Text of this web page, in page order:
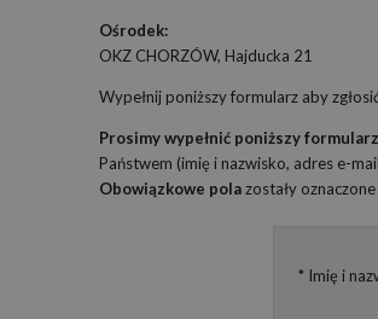
Ośrodek:
OKZ CHORZÓW, Hajducka 21
Wypełnij poniższy formularz aby
Prosimy wypełnić poniższy formularz
Państwem (imię i nazwisko, adres e-
Obowiązkowe polazostały
* Imię i